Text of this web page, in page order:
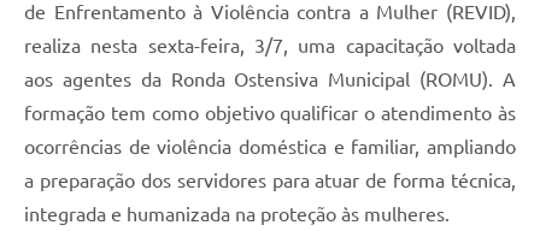
COPIR - Coordenadoria de Promoção de Igualdade Racial
Galeria de Fotos
Contratos
Obras
de Enfrentamento à Violência contra a Mulher (REVID),
realiza nesta sexta-feira, 3/7, uma capacitação voltada
aos agentes da Ronda Ostensiva Municipal (ROMU). A
formação tem como objetivo qualificar o atendimento às
ocorrências de violência doméstica e familiar, ampliando
a preparação dos servidores para atuar de forma técnica,
integrada e humanizada na proteção às mulheres.